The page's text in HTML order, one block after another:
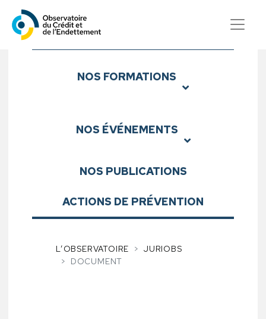
Observatoire du Crédit et
Sous-menu
NOS FORMATIONS
NOS ÉVÉNEMENTS
NOS PUBLICATIONS
ACTIONS DE PRÉVENTION
L’OBSERVATOIRE
JURIOBS
DOCUMENT